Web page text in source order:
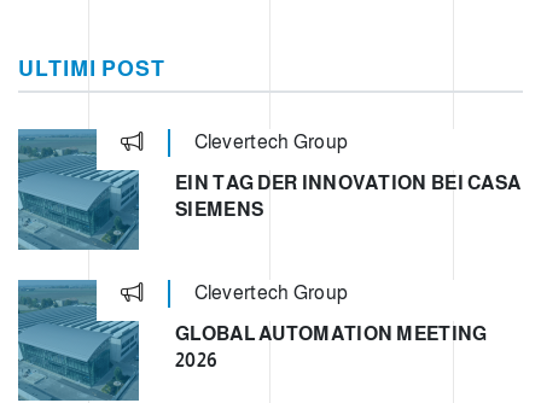
ULTIMI POST
Clevertech Group
EIN TAG DER INNOVATION BEI CASA
SIEMENS
Clevertech Group
GLOBAL AUTOMATION MEETING
2026